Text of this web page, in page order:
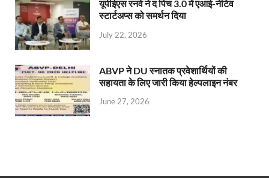
यूपीईएस रनवे ने द पिच 3.0 में एआई-नेटिव
स्टार्टअप्स को समर्थन दिया
July 22, 2026
ABVP ने DU स्नातक प्रवेशार्थियों की
सहायता के लिए जारी किया हेल्पलाइन नंबर
June 27, 2026